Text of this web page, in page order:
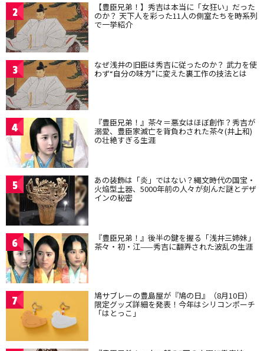
2 【豊臣兄弟！】秀吉は本当に「女狂い」だった
のか？ 天下人を彩った11人の側室たちを時系列
で一挙紹介
3 なぜ浅井の旧臣は秀吉に従ったのか？ 武力を使
わず“自分の味方”に変えた裏工作の技法とは
4 『豊臣兄弟！』茶々＝悪女はほぼ創作？秀吉が
溺愛、豊臣家滅亡を背負わされた茶々(井上和)
の壮絶すぎる生涯
5 あの装飾は「炎」ではない？縄文時代の国宝・
火焔型土器、5000年前の人々が刻んだ謎とデザ
インの秘密
6 『豊臣兄弟！』後半の鍵を握る「浅井三姉妹」
茶々・初・江——秀吉に翻弄された波乱の生涯
7 鳩サブレーの豊島屋が『鳩の日』（8月10日）
限定グッズ詳細を発表！今年はシリコンポーチ
「はとっこ」